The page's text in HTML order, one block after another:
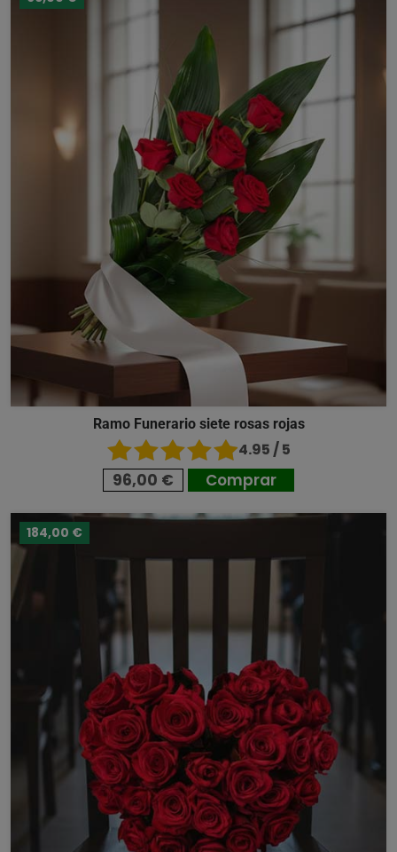
Ramo Funerario siete rosas rojas
4.95 / 5
96,00 € Comprar
184,00 €